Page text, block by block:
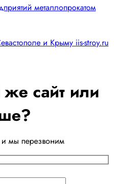
металлопрокатом
и Крыму iis-stroy.ru
же сайт или
мы перезвоним